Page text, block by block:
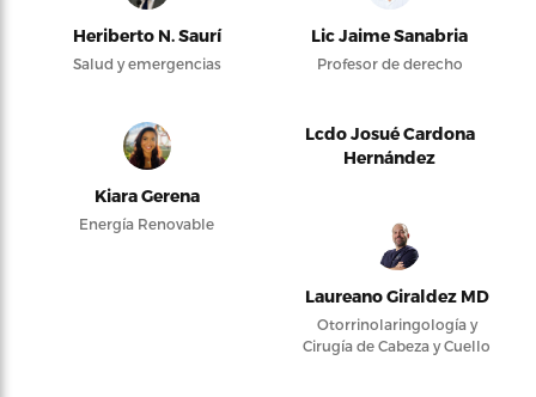
Heriberto N. Saurí
Salud y emergencias
Lic Jaime Sanabria
Profesor de derecho
Kiara Gerena
Energía Renovable
Lcdo Josué Cardona
Hernández
Laureano Giraldez MD
Otorrinolaringología y
Cirugía de Cabeza y Cuello